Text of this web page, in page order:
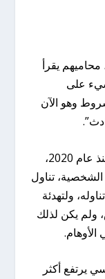
محاميهم يقرأ
شيء على
وهو الآن
إنهم يأملون أن يحصل على المساعدة، منذ عام 2020،
تناول
ولتهدئة
ولم يكن لذلك
يرتفع أكثر